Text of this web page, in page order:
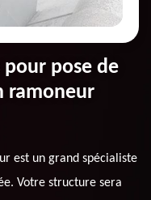
pose de
ramoneur
est un grand spécialiste
Votre structure sera